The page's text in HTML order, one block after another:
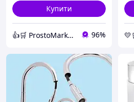
Купити
👍🛒 ProstoMarket 👍🛒 мережа інтернет магазинів 96%